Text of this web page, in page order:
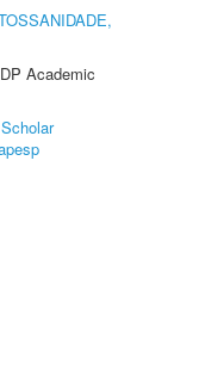
Academic